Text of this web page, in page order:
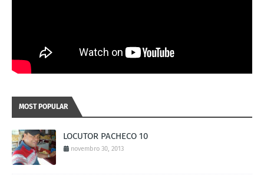
MOST POPULAR
LOCUTOR PACHECO 10
novembro 30, 2013